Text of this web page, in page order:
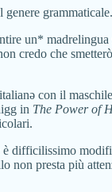
grammaticale.
un*
credo che
con il
in The Power of
presta più